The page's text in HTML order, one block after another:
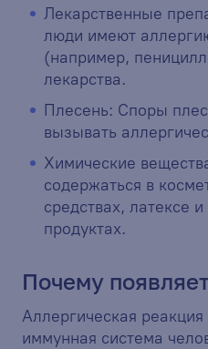
Лекарственные
люди имеют
(например,
лекарства.
Плесень: Споры
вызывать
Химические
содержаться в
средствах, латексе
продуктах.
Почему
Аллергическая реакция
иммунная система